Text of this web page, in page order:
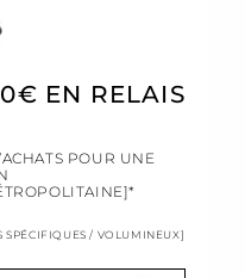
EN RELAIS
POUR UNE
SPÉCIFIQUES / VOLUMINEUX]